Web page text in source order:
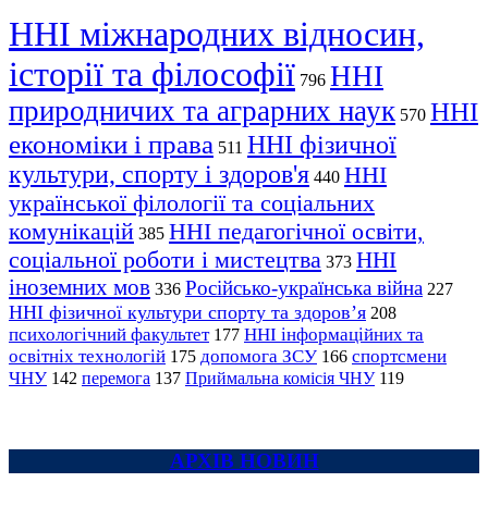
ННІ міжнародних відносин,
історії та філософії 796 ННІ
природничих та аграрних наук 570 ННІ
економіки і права 511 ННІ фізичної
культури, спорту і здоров'я 440 ННІ
української філології та соціальних
комунікацій 385 ННІ педагогічної освіти,
соціальної роботи і мистецтва 373 ННІ
іноземних мов 336 Російсько-українська війна 227
ННІ фізичної культури спорту та здоров’я 208
психологічний факультет 177 ННІ інформаційних та
освітніх технологій 175 допомога ЗСУ 166 спортсмени
ЧНУ 142 перемога 137 Приймальна комісія ЧНУ 119
АРХІВ НОВИН